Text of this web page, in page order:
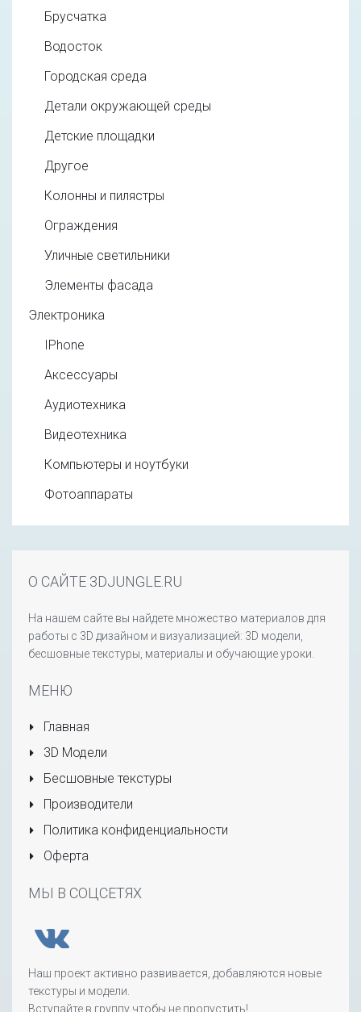
Брусчатка
Водосток
Городская среда
Детали окружающей среды
Детские площадки
Другое
Колонны и пилястры
Ограждения
Уличные светильники
Элементы фасада
Электроника
IPhone
Аксессуары
Аудиотехника
Видеотехника
Компьютеры и ноутбуки
Фотоаппараты
О САЙТЕ 3DJUNGLE.RU
На нашем сайте вы найдете множество материалов для
работы с 3D дизайном и визуализацией: 3D модели,
бесшовные текстуры, материалы и обучающие уроки.
МЕНЮ
Главная
3D Модели
Бесшовные текстуры
Производители
Политика конфиденциальности
Оферта
МЫ В СОЦСЕТЯХ
Наш проект активно развивается, добавляются новые
текстуры и модели.
Вступайте в группу чтобы не пропустить!